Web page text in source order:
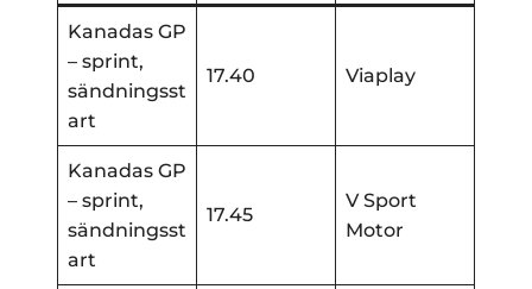
Kanadas GP
– sprint,
sändningsst
art
17.40 Viaplay
Kanadas GP
– sprint,
sändningsst
art
17.45
V Sport
Motor